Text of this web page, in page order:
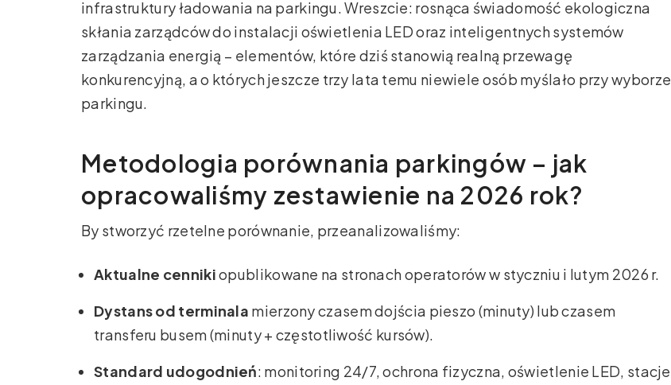
infrastruktury ładowania na parkingu. Wreszcie: rosnąca świadomość ekologiczna
skłania zarządców do instalacji oświetlenia LED oraz inteligentnych systemów
zarządzania energią – elementów, które dziś stanowią realną przewagę
konkurencyjną, a o których jeszcze trzy lata temu niewiele osób myślało przy wyborze
parkingu.
Metodologia porównania parkingów – jak
opracowaliśmy zestawienie na 2026 rok?
By stworzyć rzetelne porównanie, przeanalizowaliśmy:
Aktualne cennikiopublikowane na stronach operatorów w styczniu i lutym 2026 r.
Dystans od terminala mierzony czasem dojścia pieszo (minuty) lub czasem
transferu busem (minuty + częstotliwość kursów).
Standard udogodnień: monitoring 24/7, ochrona fizyczna, oświetlenie LED, stacje